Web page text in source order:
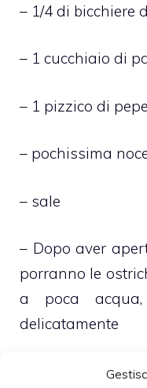
– 1/4 di bicchiere
– 1 cucchiaio di
– 1 pizzico di pepe
– pochissima
– sale
– Dopo aver
porranno le
a poca
delicatamente
– Nell’attesa si